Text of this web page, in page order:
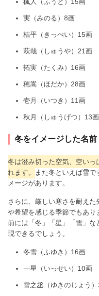
実（みのる）8画
桔平（きっぺい）15画
萩哉（しゅうや）21画
拓実（たくみ）16画
穂嵩（ほだか）28画
壱月（いつき）11画
秋月（しゅうげつ）13画
冬をイメージした名前
冬は澄み切った空気、空いっ
れます。
また冬といえば雪
メージがあります。
さらに、厳しい寒さを耐え
や希望を感じる季節でもあり
前には「冬」「星」「雪」
現できるでしょう。
冬雪（ふゆき）16画
一星（いっせい）10画
雪之丞（ゆきのじょう